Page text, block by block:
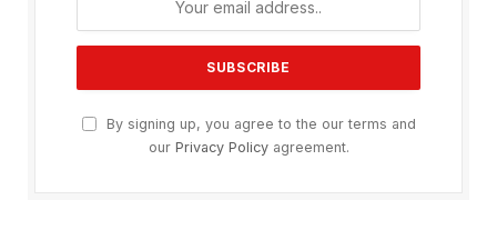
By signing up, you agree to the our terms and
our Privacy Policyagreement.